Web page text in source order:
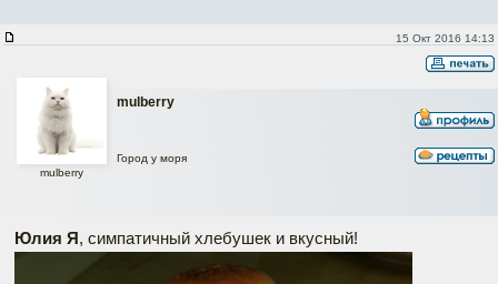
15 Окт 2016 14:13
mulberry
mulberry
Город у моря
Юлия Я, симпатичный хлебушек и вкусный!